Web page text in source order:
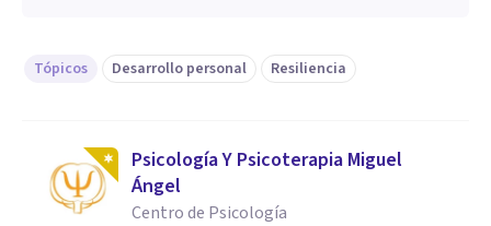
Tópicos Desarrollo personal Resiliencia
Psicología Y Psicoterapia Miguel
Ángel
Centro de Psicología